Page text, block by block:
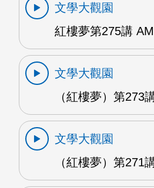
文學大觀園
紅樓夢第275講 AM
文學大觀園
（紅樓夢）第273
文學大觀園
（紅樓夢）第271